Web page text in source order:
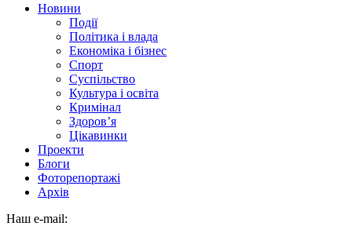
Новини
Події
Політика і влада
Економіка і бізнес
Спорт
Суспільство
Культура і освіта
Кримінал
Здоров’я
Цікавинки
Проекти
Блоги
Фоторепортажі
Архів
Наш e-mail: